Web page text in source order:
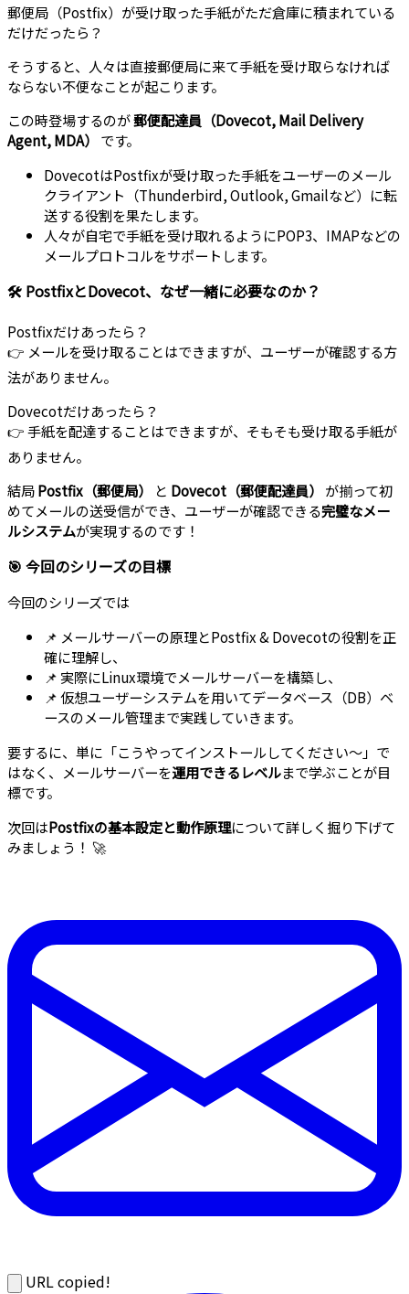
郵便局（Postfix）が受け取った手紙がただ倉庫に積まれている
だけだったら？
そうすると、人々は直接郵便局に来て手紙を受け取らなければ
ならない不便なことが起こります。
この時登場するのが郵便配達員（Dovecot, Mail Delivery
Agent, MDA） です。
DovecotはPostfixが受け取った手紙をユーザーのメール
クライアント（Thunderbird, Outlook, Gmailなど）に転
送する役割を果たします。
人々が自宅で手紙を受け取れるようにPOP3、IMAPなどの
メールプロトコルをサポートします。
🛠️ PostfixとDovecot、なぜ一緒に必要なのか？
Postfixだけあったら？
👉 メールを受け取ることはできますが、ユーザーが確認する方
法がありません。
Dovecotだけあったら？
👉 手紙を配達することはできますが、そもそも受け取る手紙が
ありません。
結局Postfix（郵便局） と Dovecot（郵便配達員） が揃って初
めてメールの送受信ができ、ユーザーが確認できる完璧なメー
ルシステムが実現するのです！
🎯 今回のシリーズの目標
今回のシリーズでは
📌 メールサーバーの原理とPostfix & Dovecotの役割を正
確に理解し、
📌 実際にLinux環境でメールサーバーを構築し、
📌 仮想ユーザーシステムを用いてデータベース（DB）ベ
ースのメール管理まで実践していきます。
要するに、単に「こうやってインストールしてください～」で
はなく、メールサーバーを運用できるレベルまで学ぶことが目
標です。
次回はPostfixの基本設定と動作原理について詳しく掘り下げて
みましょう！ 🚀
URL copied!